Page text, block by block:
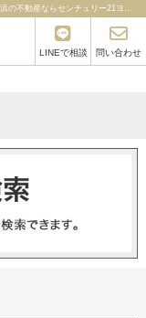
川崎市宮前区の中学校区からマンションを探す｜横浜市港北区・新横浜の不動産ならセンチュリー21ヨコハマ地所
LINEで相談 問い合わせ